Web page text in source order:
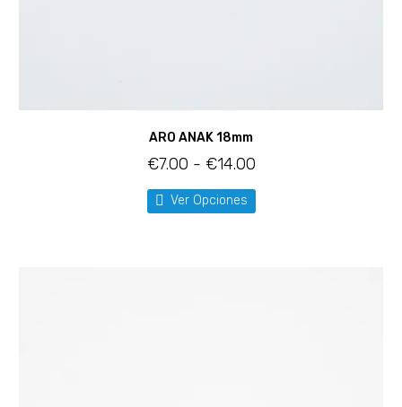
ARO ANAK 18mm
€7.00 - €14.00
Ver Opciones